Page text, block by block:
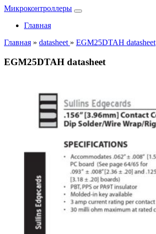
Микроконтроллеры
Главная
Главная » datasheet » EGM25DTAH datasheet
EGM25DTAH datasheet